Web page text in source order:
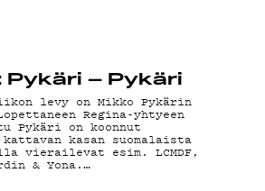
Pykäri – Pykäri
levy on Mikko Pykärin
Regina-yhtyeen
Pykäri on koonnut
kasan suomalaista
vierailevat esim. LCMDF,
& Yona.…